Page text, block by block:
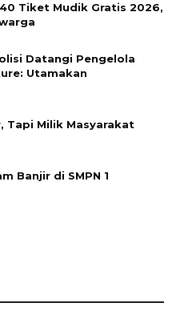
Tiket Mudik Gratis 2026,
Datangi Pengelola
Utamakan
Tapi Milik Masyarakat
Banjir di SMPN 1